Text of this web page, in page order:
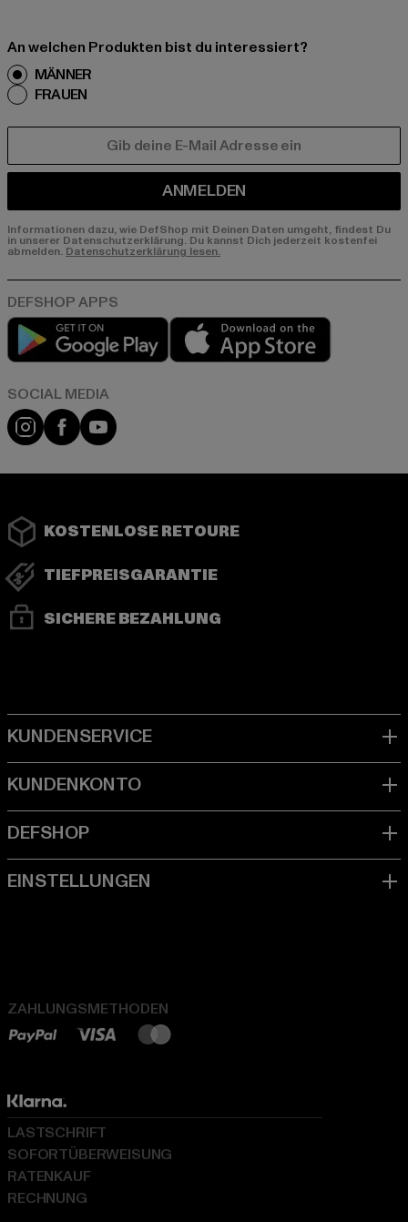
An welchen Produkten bist du interessiert?
MÄNNER
FRAUEN
ANMELDEN
Informationen dazu, wie DefShop mit Deinen Daten umgeht, findest Du
in unserer Datenschutzerklärung. Du kannst Dich jederzeit kostenfei
abmelden. Datenschutzerklärung lesen.
Play market
Instagram
FacebookYouTube
KOSTENLOSE RETOURE
TIEFPREISGARANTIE
SICHERE BEZAHLUNG
ZAHLUNGSMETHODEN
LASTSCHRIFT
SOFORTÜBERWEISUNG
RATENKAUF
RECHNUNG